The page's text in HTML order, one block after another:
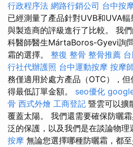
行政程序法 網路行銷公司 台中按
已經測量了產品針對UVB和UVA
與製造商的評級進行了比較。 我
科醫師醫生MártaBoros-Gyevi詢
霜的選擇。 整復 整骨 整骨推薦
行社代辦護照 台中運動按摩 按摩
務僅適用於處方產品（OTC），
得最低訂單金額。 seo優化
骨 西式外燴 工商登記 暨雲可以擴
覆蓋太陽。 我們還需要確保防曬
泛的保護，以及我們是在談論物理
按摩 無論您選擇哪種防曬霜，都